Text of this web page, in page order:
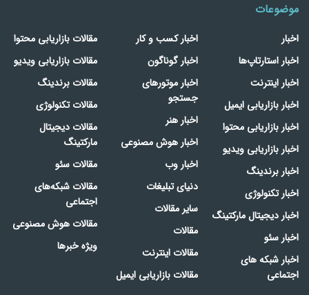
موضوعات
اخبار
اخبار استارتاپ‌ها
اخبار اینترنت
اخبار بازاریابی ایمیل
اخبار بازاریابی محتوا
اخبار بازاریابی ویدیو
اخبار برندینگ
اخبار تکنولوژی
اخبار دیجیتال مارکتینگ
اخبار سئو
اخبار شبکه های
اجتماعی
اخبار کسب و کار
اخبار گوناگون
اخبار موتورهای
جستجو
اخبار هنر
اخبار هوش مصنوعی
اخبار وب
دنیای تبلیغات
سایر مقالات
مقالات
مقالات اینترنت
مقالات بازاریابی ایمیل
مقالات بازاریابی محتوا
مقالات بازاریابی ویدیو
مقالات برندینگ
مقالات تکنولوژی
مقالات دیجیتال
مارکتینگ
مقالات سئو
مقالات شبکه‌های
اجتماعی
مقالات هوش مصنوعی
ویژه خبرها